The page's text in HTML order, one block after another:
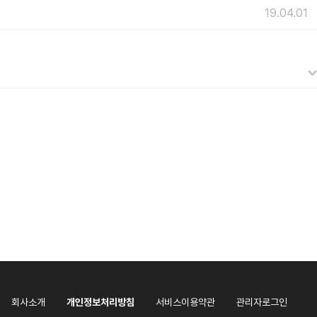
19.04.01
회사소개 개인정보처리방침 서비스이용약관 관리자로그인